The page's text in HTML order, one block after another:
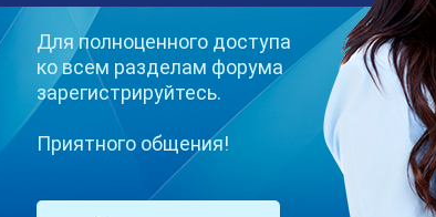
Анжелика's Achievements
Для полноценного доступа
ко всем разделам форума
зарегистрируйтесь.
Приятного общения!